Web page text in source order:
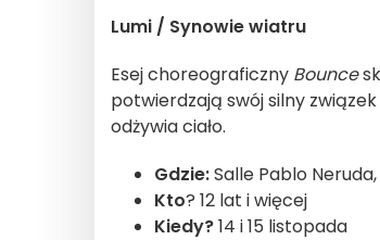
Lumi / Synowie wiatru
Esej choreograficzny Bounce
potwierdzają swój silny
odżywia ciało.
Gdzie:Salle Pablo
Kto? 12 lat i więcej
Kiedy?14 i 15 listopada